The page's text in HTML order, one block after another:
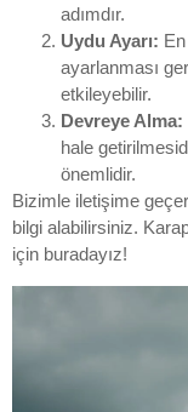
adımdır.
Uydu Ayarı:
ayarlanması
etkileyebilir.
Devreye Alma:
hale
önemlidir.
Bizimle iletişime
bilgi alabilirsiniz.
için buradayız!